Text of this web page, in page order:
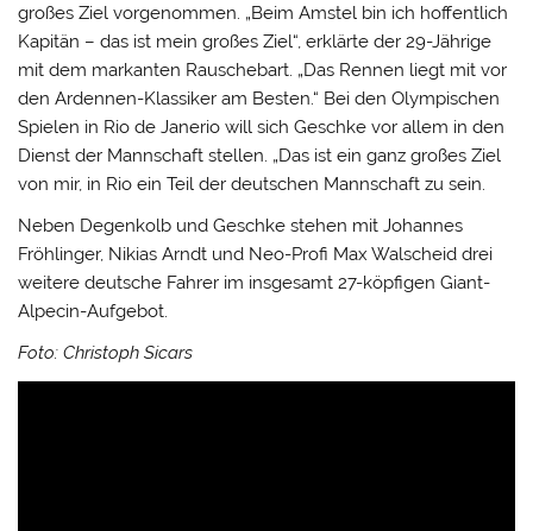
großes Ziel vorgenommen. „Beim Amstel bin ich hoffentlich
Kapitän – das ist mein großes Ziel“, erklärte der 29-Jährige
mit dem markanten Rauschebart. „Das Rennen liegt mit vor
den Ardennen-Klassiker am Besten.“ Bei den Olympischen
Spielen in Rio de Janerio will sich Geschke vor allem in den
Dienst der Mannschaft stellen. „Das ist ein ganz großes Ziel
von mir, in Rio ein Teil der deutschen Mannschaft zu sein.
Neben Degenkolb und Geschke stehen mit Johannes
Fröhlinger, Nikias Arndt und Neo-Profi Max Walscheid drei
weitere deutsche Fahrer im insgesamt 27-köpfigen Giant-
Alpecin-Aufgebot.
Foto: Christoph Sicars